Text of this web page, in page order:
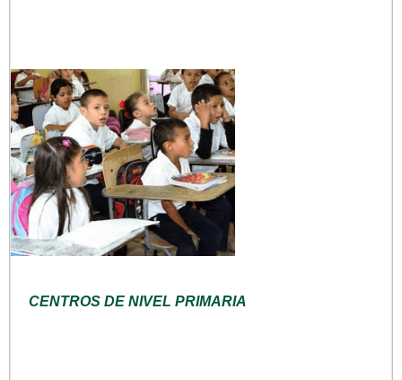
CENTROS DE NIVEL PRIMARIA